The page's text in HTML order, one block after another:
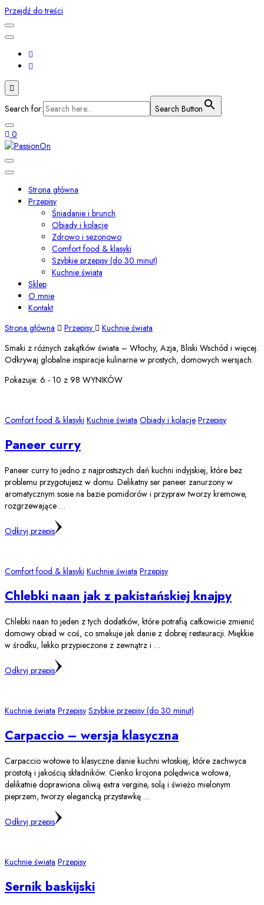
Przejdź do treści
Search for: Search Button
0
PassionOn
Smaki świata i przepisy z duszą
Strona główna
Przepisy
Śniadanie i brunch
Obiady i kolacje
Zdrowo i sezonowo
Comfort food & klasyki
Szybkie przepisy (do 30 minut)
Kuchnie świata
Sklep
O mnie
Kontakt
Strona główna
Przepisy
Kuchnie świata
Smaki z różnych zakątków świata – Włochy, Azja, Bliski Wschód i więcej.
Odkrywaj globalne inspiracje kulinarne w prostych, domowych wersjach.
Pokazuje: 6 - 10 z 98 WYNIKÓW
Comfort food & klasyki Kuchnie świata Obiady i kolacje Przepisy
Paneer curry
Paneer curry to jedno z najprostszych dań kuchni indyjskiej, które bez
problemu przygotujesz w domu. Delikatny ser paneer zanurzony w
aromatycznym sosie na bazie pomidorów i przypraw tworzy kremowe,
rozgrzewające …
Odkryj przepis
Comfort food & klasyki Kuchnie świata Przepisy
Chlebki naan jak z pakistańskiej knajpy
Chlebki naan to jeden z tych dodatków, które potrafią całkowicie zmienić
domowy obiad w coś, co smakuje jak danie z dobrej restauracji. Miękkie
w środku, lekko przypieczone z zewnątrz i …
Odkryj przepis
Kuchnie świata Przepisy Szybkie przepisy (do 30 minut)
Carpaccio – wersja klasyczna
Carpaccio wołowe to klasyczne danie kuchni włoskiej, które zachwyca
prostotą i jakością składników. Cienko krojona polędwica wołowa,
delikatnie doprawiona oliwą extra vergine, solą i świeżo mielonym
pieprzem, tworzy elegancką przystawkę …
Odkryj przepis
Kuchnie świata Przepisy
Sernik baskijski